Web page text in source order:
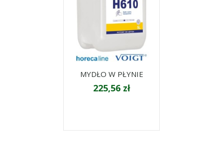
MYDŁO W PŁYNIE
225,56 zł